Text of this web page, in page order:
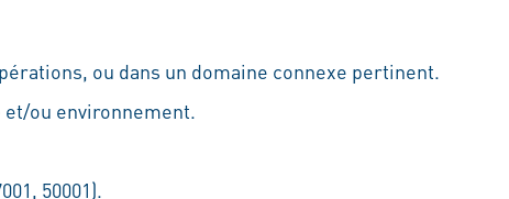
ou dans un domaine connexe pertinent.
et/ou environnement.
50001).